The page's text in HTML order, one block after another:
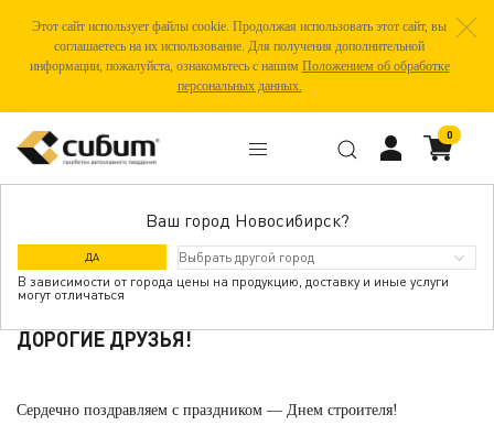
Этот сайт использует файлы cookie. Продолжая использовать этот сайт, вы
соглашаетесь на их использование. Для получения дополнительной
информации, пожалуйста, ознакомьтесь с нашим Положением об обработке
персональных данных.
Ваш город Новосибирск?
ДА
В зависимости от города цены на продукцию, доставку и иные услуги
могут отличаться
0
С ДНЕМ СТРОИТЕЛЯ 2022!
ДОРОГИЕ ДРУЗЬЯ!
Сердечно поздравляем с праздником — Днем строителя!